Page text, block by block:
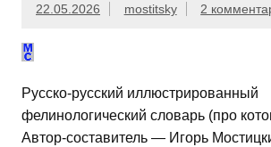
22.05.2026 mostitsky 2
Русско-русский иллюстрированный
фелинологический словарь (про
Автор-составитель — Игорь